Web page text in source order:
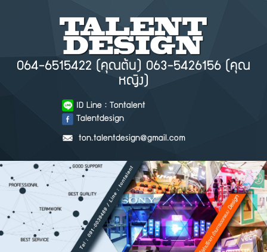
064-6515422 (คุณต้น) 063-5426156 (คุณ
หญิง)
ID Line : Tontalent
Talentdesign
ton.talentdesign@gmail.com